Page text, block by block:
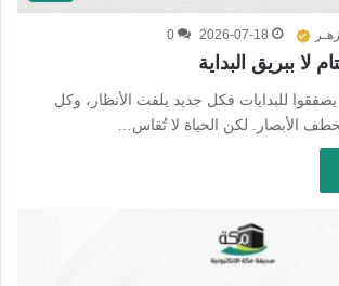
2026-07-18
0
لا ببريق البداية
للبدايات فكل جديد يلفت الأنظار، وكل
الأبصار. لكن الحياة لا تُقاس…